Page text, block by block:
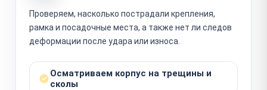
Проверяем, насколько пострадали крепления,
рамка и посадочные места, а также нет ли следов
деформации после удара или износа.
Осматриваем корпус на трещины и
сколы